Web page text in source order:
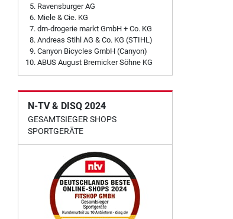
Ravensburger AG
Miele & Cie. KG
dm-drogerie markt GmbH + Co. KG
Andreas Stihl AG & Co. KG (STIHL)
Canyon Bicycles GmbH (Canyon)
ABUS August Bremicker Söhne KG
N-TV & DISQ 2024
GESAMTSIEGER SHOPS
SPORTGERÄTE